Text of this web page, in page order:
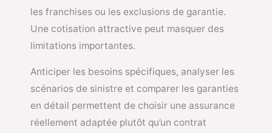
les franchises ou les exclusions de garantie.
Une cotisation attractive peut masquer des
limitations importantes.
Anticiper les besoins spécifiques, analyser les
scénarios de sinistre et comparer les garanties
en détail permettent de choisir une assurance
réellement adaptée plutôt qu’un contrat